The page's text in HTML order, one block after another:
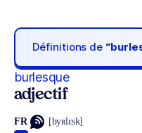
Définitions de
burlesque
adjectif
FR [byʀlɛsk]